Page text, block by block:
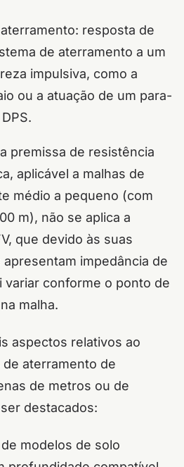
resposta de
de aterramento a um
impulsiva, como a
ou a atuação de um para-
premissa de resistência
aplicável a malhas de
médio a pequeno (com
m), não se aplica a
que devido às suas
impedância de
variar conforme o ponto de
malha.
aspectos relativos ao
aterramento de
de metros ou de
destacados:
modelos de solo